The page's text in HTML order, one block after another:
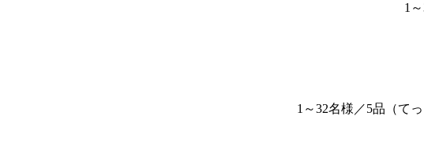
1
1～32名様／5品（て